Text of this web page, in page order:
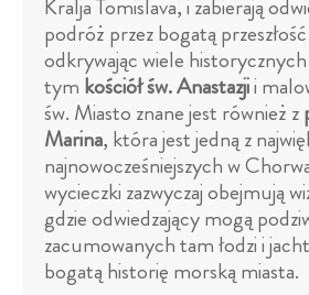
Kralja Tomislava, i zabierają
podróż przez bogatą
odkrywając wiele
tym kościół św. Anastazjii
św. Miasto znane jest również z
Marina, która jest jedną z
najnowocześniejszych w
wycieczki zazwyczaj obejmują
gdzie odwiedzający mogą
zacumowanych tam łodzi i
bogatą historię morską miasta.